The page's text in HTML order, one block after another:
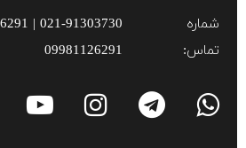
شماره
تماس:
09981126291